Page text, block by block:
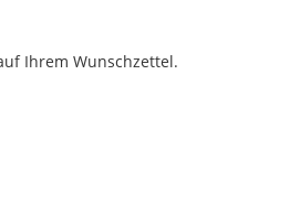
Ihrem Wunschzettel.